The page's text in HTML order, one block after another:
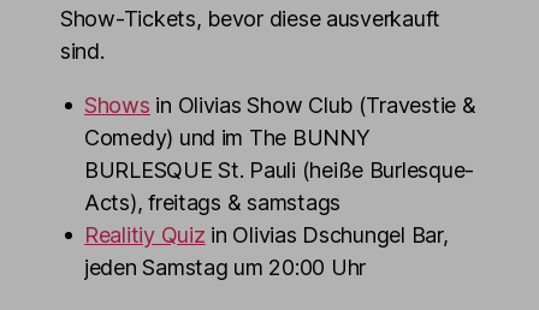
Show-Tickets, bevor diese ausverkauft
sind.
Shows in Olivias Show Club (Travestie &
Comedy) und im The BUNNY
BURLESQUE St. Pauli (heiße Burlesque-
Acts), freitags & samstags
Realitiy Quiz in Olivias Dschungel Bar,
jeden Samstag um 20:00 Uhr